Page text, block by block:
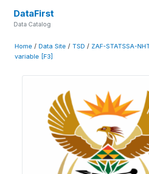
DataFirst
Data Catalog
Home / Data Site / TSD / ZAF-STATSSA-
variable [F3]